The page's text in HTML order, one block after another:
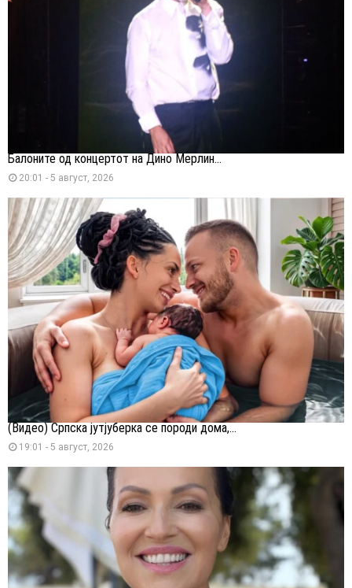
Балоните од концертот на Дино Мерлин...
20:01 - 5 август, 2026
(Видео) Српска јутјуберка се породи дома,...
19:01 - 5 август, 2026